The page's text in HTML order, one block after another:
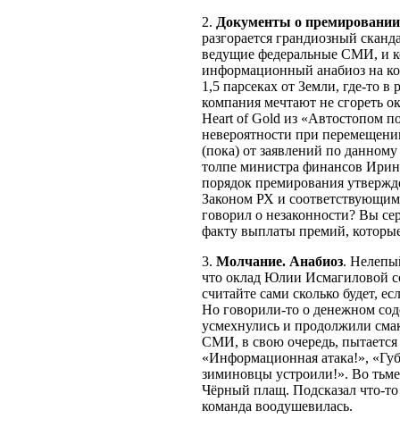
2. Документы о
разгорается грандиозный
ведущие федеральные СМИ, и
информационный анабиоз на
1,5 парсеках от Земли, где-то
компания мечтают не сгореть
Heart of Gold из «Автостопом
невероятности при
(пока) от заявлений по
толпе министра финансов
порядок премирования
Законом РХ и
говорил о незаконности? Вы
факту выплаты премий,
3. Молчание. Анабиоз.
что оклад Юлии Исмагиловой
считайте сами сколько будет,
Но говорили-то о денежном
усмехнулись и продолжили
СМИ, в свою очередь, пытается
«Информационная атака!»,
зиминовцы устроили!». Во
Чёрный плащ. Подсказал что-
команда воодушевилась.